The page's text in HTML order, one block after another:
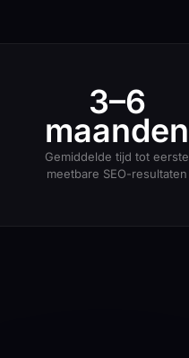
3–6
maanden
Gemiddelde tijd tot eerste
meetbare SEO-resultaten